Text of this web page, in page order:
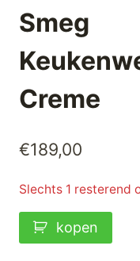
Smeg
Creme
€189,00
Slechts 1 resterend
Smeg
Keukenweegschaal
kopen